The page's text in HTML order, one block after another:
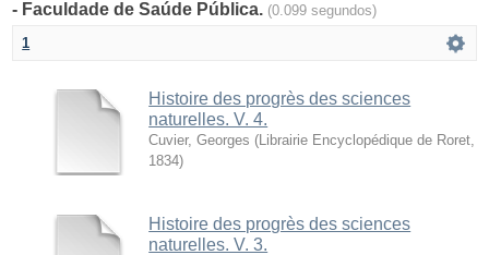
- Faculdade de Saúde Pública. (0.099 segundos)
1
Histoire des progrès des sciences
naturelles. V. 4.
Cuvier, Georges ( Librairie Encyclopédique de Roret
1834)
Histoire des progrès des sciences
naturelles. V. 3.